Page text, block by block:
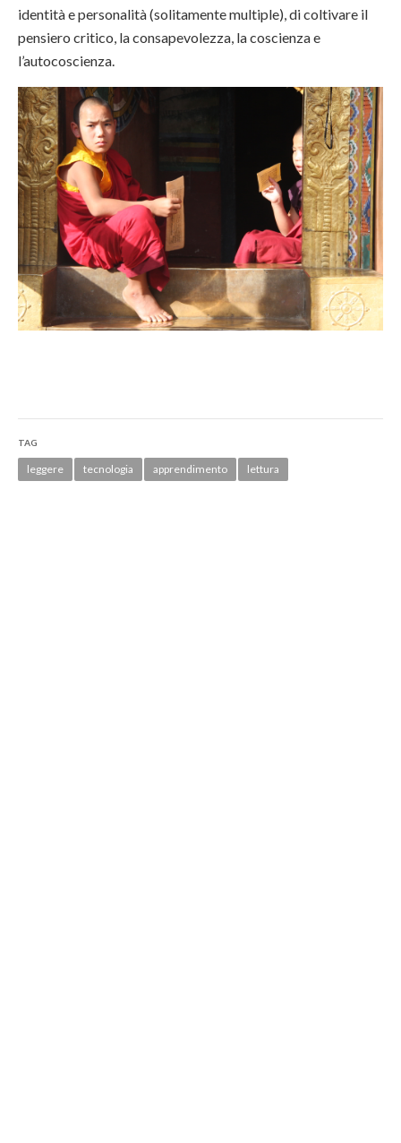
identità e personalità (solitamente multiple), di coltivare il
pensiero critico, la consapevolezza, la coscienza e
l’autocoscienza.
TAG
leggere tecnologia apprendimento lettura